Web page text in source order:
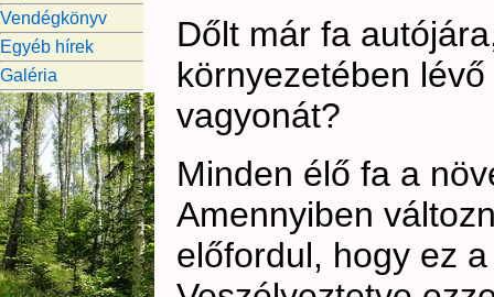
Vendégkönyv
Egyéb hírek
Galéria
Dőlt már fa
környezetében
vagyonát?
Minden élő fa a
Amennyiben
előfordul, hogy ez